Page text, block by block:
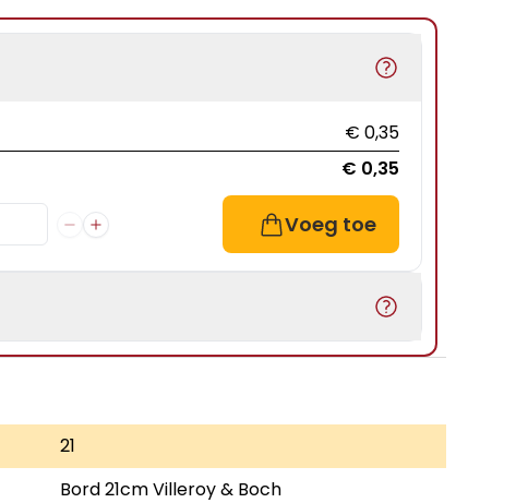
€ 0,35
€ 0,35
Voeg toe
21
Bord 21cm Villeroy & Boch